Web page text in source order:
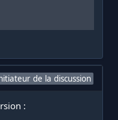
de la discussion
: